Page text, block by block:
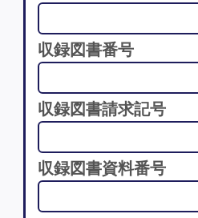
収録図書番号
収録図書請求記号
収録図書資料番号